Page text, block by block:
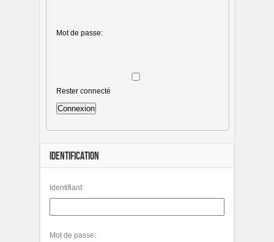
Mot de passe:
Rester connecté
Connexion
IDENTIFICATION
Identifiant:
Mot de passe: